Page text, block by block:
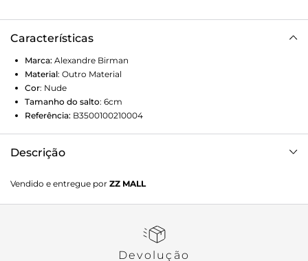
Características
Marca: Alexandre Birman
Material: Outro Material
Cor: Nude
Tamanho do salto: 6cm
Referência: B3500100210004
Descrição
couro italiano com salto bloco 6cm.
Vendido e entregue por ZZ MALL
Devolução